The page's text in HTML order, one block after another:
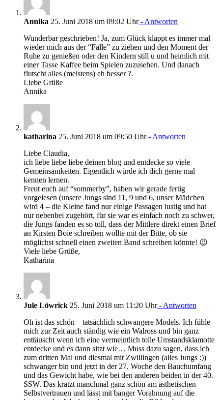
Annika 25. Juni 2018 um 09:02 Uhr- Antworten
Wunderbar geschrieben! Ja, zum Glück klappt es immer mal
wieder mich aus der “Falle” zu ziehen und den Moment der
Ruhe zu genießen oder den Kindern still u und heimlich mit
einer Tasse Kaffee beim Spielen zuzusehen. Und danach
flutscht alles (meistens) eh besser ?.
Liebe Grüße
Annika
katharina 25. Juni 2018 um 09:50 Uhr- Antworten
Liebe Claudia,
ich liebe liebe liebe deinen blog und entdecke so viele
Gemeinsamkeiten. Eigentlich würde ich dich gerne mal
kennen lernen.
Freut euch auf “sommerby”, haben wir gerade fertig
vorgelesen (unsere Jungs sind 11, 9 und 6, unser Mädchen
wird 4 – die Kleine fand nur einige Passagen lustig und hat
nur nebenbei zugehört, für sie war es einfach noch zu schwer,
die Jungs fanden es so toll, dass der Mittlere direkt einen Brief
an Kirsten Boie schreiben wollte mit der Bitte, ob sie
möglichst schnell einen zweiten Band schreiben könnte! 😉
Viele liebe Grüße,
Katharina
Jule Löwrick 25. Juni 2018 um 11:20 Uhr- Antworten
Oh ist das schön – tatsächlich schwangere Models. Ich fühle
mich zur Zeit auch ständig wie ein Walross und bin ganz
enttäuscht wenn ich eine vermeintlich tolle Umstandsklamotte
entdecke und es dann sitzt wie… Muss dazu sagen, dass ich
zum dritten Mal und diesmal mit Zwillingen (alles Jungs :))
schwanger bin und jetzt in der 27. Woche den Bauchumfang
und das Gewicht habe, wie bei den anderen beiden in der 40.
SSW. Das kratzt manchmal ganz schön am ästhetischen
Selbstvertrauen und lässt mit banger Vorahnung auf die